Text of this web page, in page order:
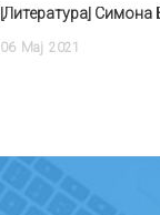
[Литература] Симона
06 Мај 2021